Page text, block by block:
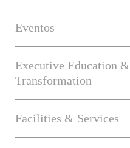
Eventos
Executive Education
Transformation
Facilities & Services